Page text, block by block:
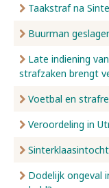
Taakstraf na
Buurman
Late indiening
strafzaken brengt
Voetbal en
Veroordeling in
Dodelijk ongeval